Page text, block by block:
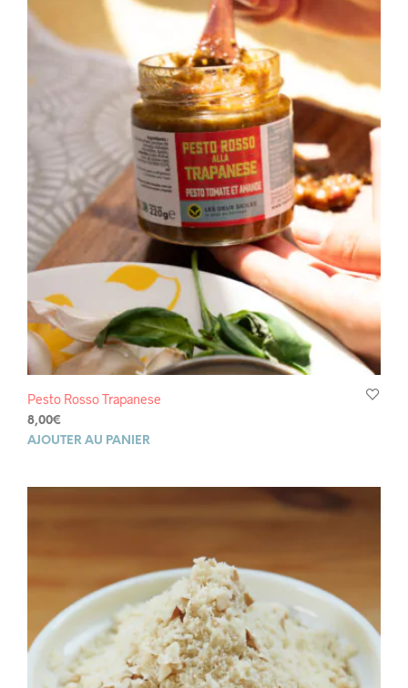
Pesto Rosso Trapanese
8,00€
AJOUTER AU PANIER